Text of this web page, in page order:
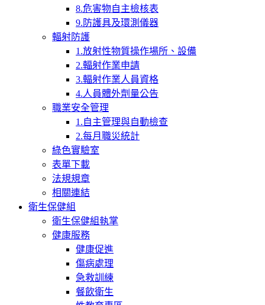
8.危害物自主檢核表
9.防護具及環測儀器
輻射防護
1.放射性物質操作場所、設備
2.輻射作業申請
3.輻射作業人員資格
4.人員體外劑量公告
職業安全管理
1.自主管理與自動檢查
2.每月職災統計
綠色實驗室
表單下載
法規規章
相關連結
衛生保健組
衛生保健組執掌
健康服務
健康促進
傷病處理
急救訓練
餐飲衛生